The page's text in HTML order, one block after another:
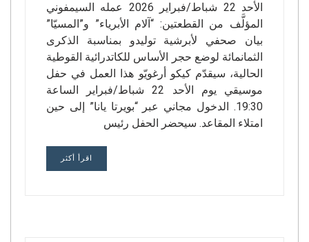
الأحد 22 شباط/فبراير 2026 عمله السيمفوني
المؤلَّف من القطعتين: “آلام الأبرياء” و”المسيّا”
بيان صحفي لأبرشية توليدو بمناسبة الذكرى
الثمانمائة لوضع حجر الأساس للكاتدرائية القوطية
الحالية، سيقدّم كيكو أرغويّو هذا العمل في حفل
موسيقي يوم الأحد 22 شباط/فبراير الساعة
19:30. الدخول مجاني عبر “بويرتا يانا” إلى حين
امتلاء المقاعد. سيحضر الحفل رئيس
اقرأ أكثر